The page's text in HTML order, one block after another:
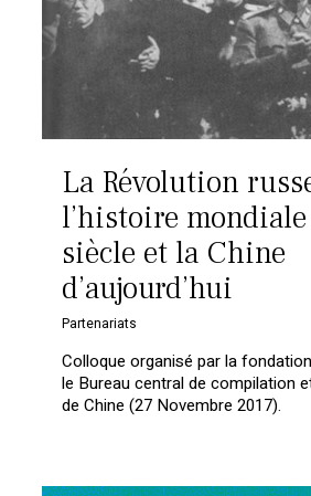
La Révolution
l’histoire
siècle et la Chine
d’aujourd’hui
Partenariats
Colloque organisé par la
le Bureau central de compilation
de Chine (27 Novembre 2017).